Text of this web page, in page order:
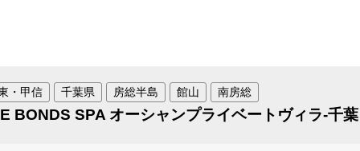
館山 南房総
・甲信 千葉県 房総半島
BONDS SPA オーシャンプライベートヴィラ-千